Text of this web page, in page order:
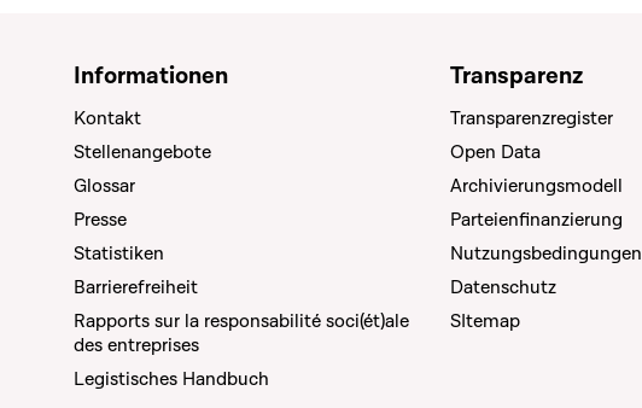
Informationen
Kontakt
Stellenangebote
Glossar
Presse
Statistiken
Barrierefreiheit
Rapports sur la responsabilité soci(ét)ale
des entreprises
Legistisches Handbuch
Transparenz
Transparenzregister
Open Data
Archivierungsmodell
Parteienfinanzierung
Nutzungsbedingungen
Datenschutz
SItemap